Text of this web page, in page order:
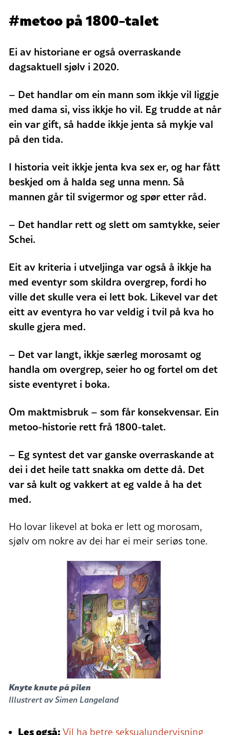
#metoo på 1800-talet
Ei av historiane er også overraskande
dagsaktuell sjølv i 2020.
– Det handlar om ein mann som ikkje vil liggje
med dama si, viss ikkje ho vil. Eg trudde at når
ein var gift, så hadde ikkje jenta så mykje val
på den tida.
I historia veit ikkje jenta kva sex er, og har fått
beskjed om å halda seg unna menn. Så
mannen går til svigermor og spør etter råd.
– Det handlar rett og slett om samtykke, seier
Schei.
Eit av kriteria i utveljinga var også å ikkje ha
med eventyr som skildra overgrep, fordi ho
ville det skulle vera ei lett bok. Likevel var det
eitt av eventyra ho var veldig i tvil på kva ho
skulle gjera med.
– Det var langt, ikkje særleg morosamt og
handla om overgrep, seier ho og fortel om det
siste eventyret i boka.
Om maktmisbruk – som får konsekvensar. Ein
metoo-historie rett frå 1800-talet.
– Eg syntest det var ganske overraskande at
dei i det heile tatt snakka om dette då. Det
var så kult og vakkert at eg valde å ha det
med.
Ho lovar likevel at boka er lett og morosam,
sjølv om nokre av dei har ei meir seriøs tone.
Knyte knute på pilen
Illustrert av Simen Langeland
Les også:Vil ha betre seksualundervisning